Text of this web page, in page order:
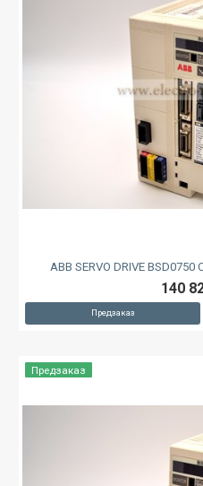
ABB SERVO DRIVE
140
Предзаказ
Предзаказ